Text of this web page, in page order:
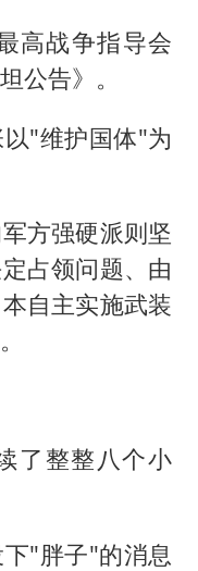
高战争指导会
公告》。
"维护国体"为
方强硬派则坚
占领问题、由
自主实施武装
了整整八个小
"胖子"的消息